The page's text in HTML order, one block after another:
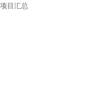
目汇总